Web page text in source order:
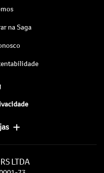
na Saga
LTDA